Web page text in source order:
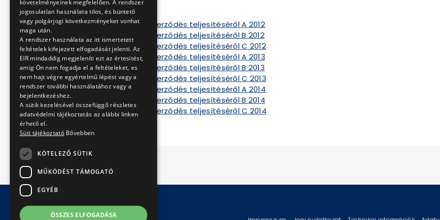
Szerződés B
Szerződés C
Tájékoztató a szerződés teljesítéséről A 2012
Tájékoztató a szerződés teljesítéséről B 2012
Tájékoztató a szerződés teljesítéséről C 2012
Tájékoztató a szerződés teljesítéséről A 2013
Tájékoztató a szerződés teljesítéséről B 2013
Tájékoztató a szerződés teljesítéséről C 2013
Tájékoztató a szerződés teljesítéséről A 2014
Tájékoztató a szerződés teljesítéséről B 2014
Tájékoztató a szerződés teljesítéséről C 2014
© Copyright 2026 BKV Zrt.
követelményeinek megfelelően. A rendszer
jogosulatlan használata tilos, és büntető
vagy polgárjogi következményeket vonhat
maga után.
A rendszer használata az itt ismertetett
feltételek kifejezett elfogadását jelenti. Az
EIR mindaddig megjeleníti ezt az értesitést,
amig Ön nem fogadja el a feltételeket, es
nem hajt végre egyértelmű lépést vagy a
rendszer további használatához vagy a
bejelentkezéshez.
A sütik kezelésével összefüggő részletes
adatvédelmi tájékoztatás az alábbi linken
érhető el.
Süti tájékoztató Bővebben
KÖTELEZŐ SÜTIK
MŰKÖDÉST TÁMOGATÓ
EGYÉB
ÖSSZES ELFOGADÁSA